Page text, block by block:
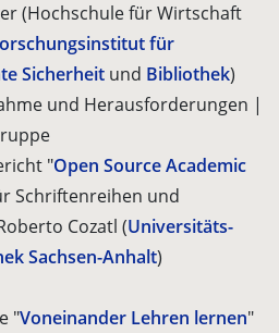
(Hochschule für Wirtschaft
für
Sicherheit und Bibliothek)
und Herausforderungen |
"Open Source Academic
Schriftenreihen und
Cozatl (Universitäts-
Sachsen-Anhalt)
"Voneinander Lehren lernen"